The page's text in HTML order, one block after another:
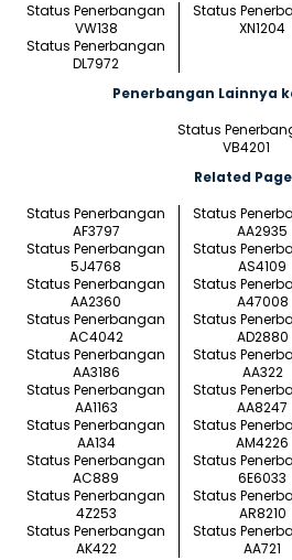
Status Penerbangan
VW138
Status
XN1204
Status Penerbangan
DL7972
Penerbangan Lainnya
Status
VB4201
Related
Status Penerbangan
AF3797
Status
AA2935
Status Penerbangan
5J4768
Status
AS4109
Status Penerbangan
AA2360
Status
A47008
Status Penerbangan
AC4042
Status
AD2880
Status Penerbangan
AA3186
Status
AA322
Status Penerbangan
AA1163
Status
AA8247
Status Penerbangan
AA134
Status
AM4226
Status Penerbangan
AC889
Status
6E6033
Status Penerbangan
4Z253
Status
AR8210
Status Penerbangan
AK422
Status
AA721